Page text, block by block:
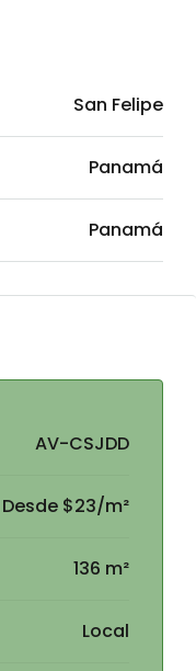
San Felipe
Panamá
Panamá
AV-CSJDD
Desde $23/m²
136 m²
Local